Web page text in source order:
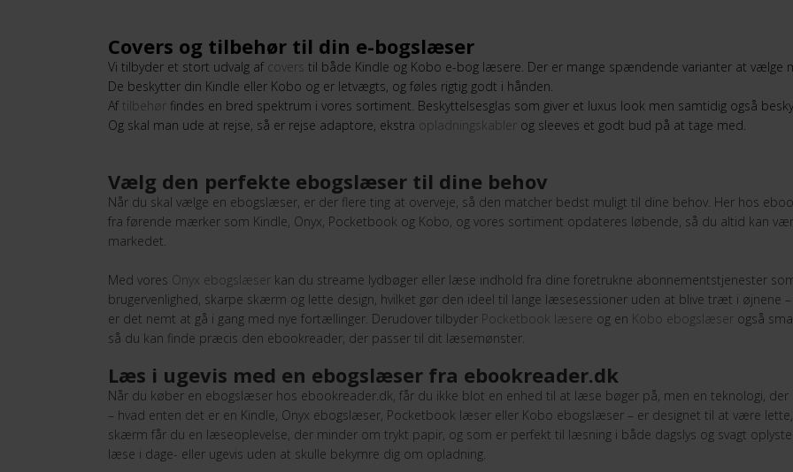
Covers og tilbehør til din e-bogslæser
Vi tilbyder et stort udvalg af covers til både Kindle og Kobo e-bog læsere. Der er mange spændende varianter at vælge
De beskytter din Kindle eller Kobo og er letvægts, og føles rigtig godt i hånden.
Af tilbehør findes en bred spektrum i vores sortiment. Beskyttelsesglas som giver et luxus look men samtidig også
Og skal man ude at rejse, så er rejse adaptore, ekstra opladningskabler og sleeves et godt bud på at tage med.
Vælg den perfekte ebogslæser til dine behov
Når du skal vælge en ebogslæser, er der flere ting at overveje, så den matcher bedst muligt til dine behov. Her hos
fra førende mærker som Kindle, Onyx, Pocketbook og Kobo, og vores sortiment opdateres løbende, så du altid kan
markedet.
Med vores Onyx ebogslæser kan du streame lydbøger eller læse indhold fra dine foretrukne abonnementstjenester
brugervenlighed, skarpe skærm og lette design, hvilket gør den ideel til lange læsesessioner uden at blive træt i øjnene
er det nemt at gå i gang med nye fortællinger. Derudover tilbyder Pocketbook læsere og en Kobo ebogslæser også
så du kan finde præcis den ebookreader, der passer til dit læsemønster.
Læs i ugevis med en ebogslæser fra ebookreader.dk
Når du køber en ebogslæser hos ebookreader.dk, får du ikke blot en enhed til at læse bøger på, men en teknologi,
– hvad enten det er en Kindle, Onyx ebogslæser, Pocketbook læser eller Kobo ebogslæser – er designet til at være
skærm får du en læseoplevelse, der minder om trykt papir, og som er perfekt til læsning i både dagslys og svagt
læse i dage- eller ugevis uden at skulle bekymre dig om opladning.